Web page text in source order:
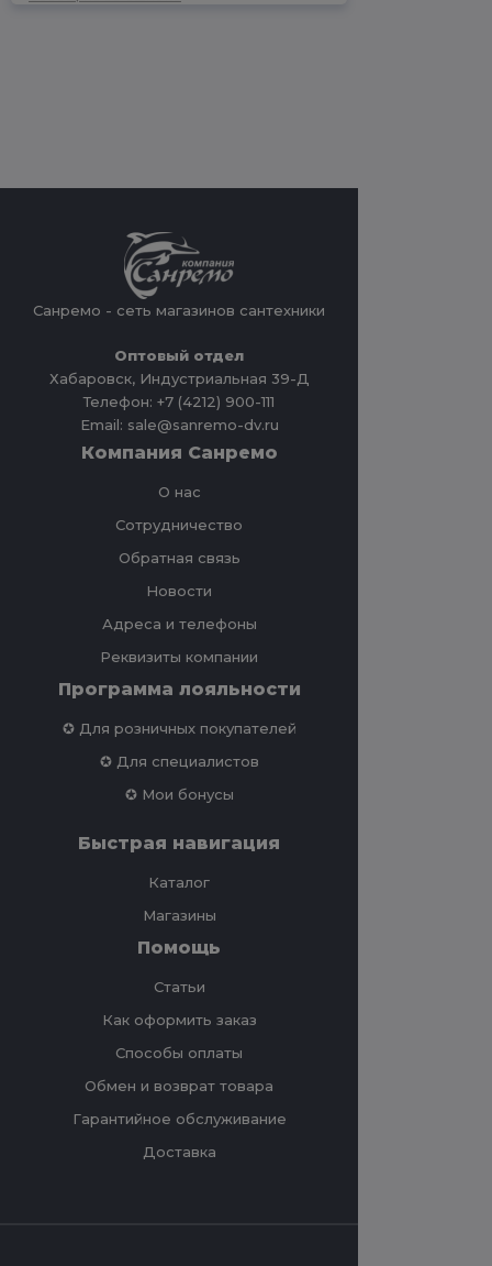
Санремо - сеть магазинов сантехники
Оптовый отдел
Хабаровск, Индустриальная 39-Д
Телефон: +7 (4212) 900-111
Email: sale@sanremo-dv.ru
Компания Санремо
О нас
Сотрудничество
Обратная связь
Новости
Адреса и телефоны
Реквизиты компании
Программа лояльности
✪ Для розничных покупателей
✪ Для специалистов
✪ Мои бонусы
Быстрая навигация
Каталог
Магазины
Помощь
Статьи
Как оформить заказ
Способы оплаты
Обмен и возврат товара
Гарантийное обслуживание
Доставка